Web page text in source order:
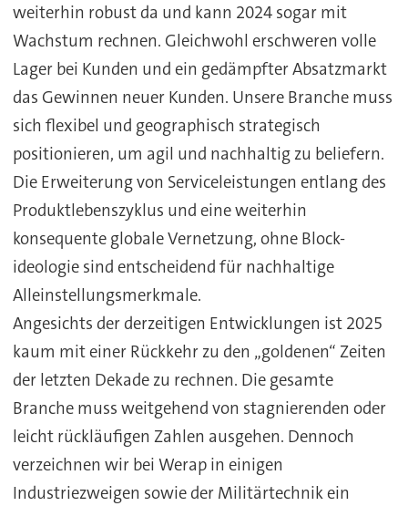
weiterhin robust da und kann 2024 sogar mit
Wachstum rechnen. Gleichwohl erschweren volle
Lager bei Kunden und ein gedämpfter Absatzmarkt
das Gewinnen neuer Kunden. Unsere Branche muss
sich flexibel und geographisch strategisch
positionieren, um agil und nachhaltig zu beliefern.
Die Erweiterung von Serviceleistungen entlang des
Produktlebenszyklus und eine weiterhin
konsequente globale Vernetzung, ohne Block-
ideologie sind entscheidend für nachhaltige
Alleinstellungsmerkmale.
Angesichts der derzeitigen Entwicklungen ist 2025
kaum mit einer Rückkehr zu den „goldenen“ Zeiten
der letzten Dekade zu rechnen. Die gesamte
Branche muss weitgehend von stagnierenden oder
leicht rückläufigen Zahlen ausgehen. Dennoch
verzeichnen wir bei Werap in einigen
Industriezweigen sowie der Militärtechnik ein